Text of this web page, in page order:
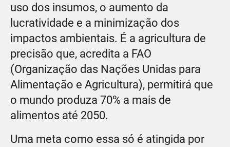
uso dos insumos, o aumento da
lucratividade e a minimização dos
impactos ambientais. É a agricultura de
precisão que, acredita a FAO
(Organização das Nações Unidas para
Alimentação e Agricultura), permitirá que
o mundo produza 70% a mais de
alimentos até 2050.
Uma meta como essa só é atingida por